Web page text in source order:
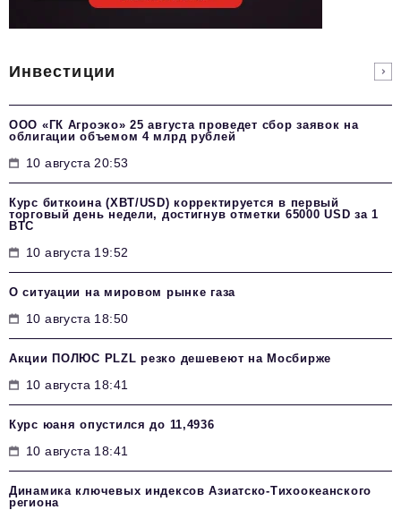
Инвестиции
ООО «ГК Агроэко» 25 августа проведет сбор заявок на
облигации объемом 4 млрд рублей
10 августа 20:53
Курс биткоина (XBT/USD) корректируется в первый
торговый день недели, достигнув отметки 65000 USD за 1
BTC
10 августа 19:52
О ситуации на мировом рынке газа
10 августа 18:50
Акции ПОЛЮС PLZL резко дешевеют на Мосбирже
10 августа 18:41
Курс юаня опустился до 11,4936
10 августа 18:41
Динамика ключевых индексов Азиатско-Тихоокеанского
региона